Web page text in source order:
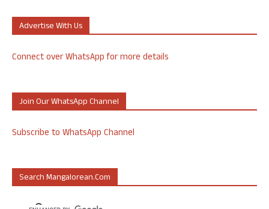
Advertise With Us
Connect over WhatsApp for more details
Join Our WhatsApp Channel
Subscribe to WhatsApp Channel
Search Mangalorean.com